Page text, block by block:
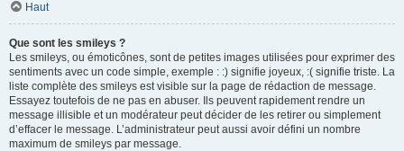
Haut
Que sont les smileys ?
Les smileys, ou émoticônes, sont de petites images utilisées pour exprimer des
sentiments avec un code simple, exemple : :) signifie joyeux, :( signifie triste. La
liste complète des smileys est visible sur la page de rédaction de message.
Essayez toutefois de ne pas en abuser. Ils peuvent rapidement rendre un
message illisible et un modérateur peut décider de les retirer ou simplement
d’effacer le message. L’administrateur peut aussi avoir défini un nombre
maximum de smileys par message.